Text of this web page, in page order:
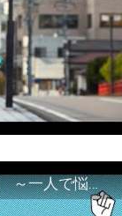
「ギャンブル等依存症対策啓発動画 ～一人で悩まず、家族で悩まず、まず！相談機関へ～」